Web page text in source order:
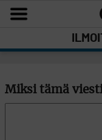
Miksi tämä